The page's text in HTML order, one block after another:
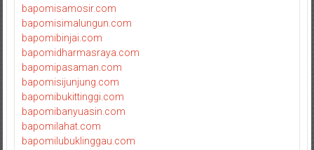
bapomisamosir.com
bapomisimalungun.com
bapomibinjai.com
bapomidharmasraya.com
bapomipasaman.com
bapomisijunjung.com
bapomibukittinggi.com
bapomibanyuasin.com
bapomilahat.com
bapomilubuklinggau.com